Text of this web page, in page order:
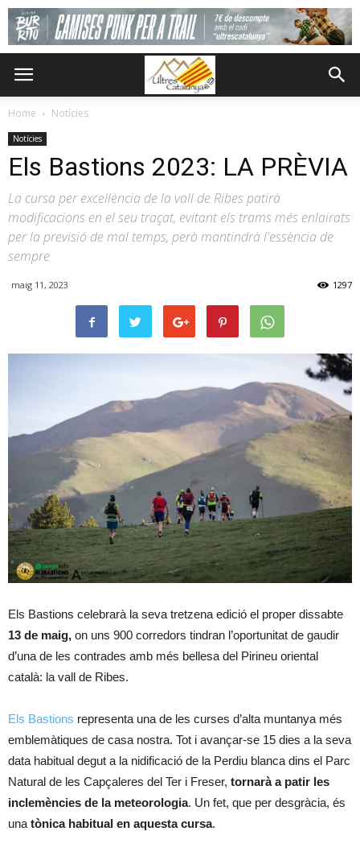
Home Notícies
Notícies
Els Bastions 2023: LA PRÈVIA
La cursa per excel·lència de la vall de Ribes patirà
modificacions en el seu traçat, evitant els trams més enlairats
per la previsió de mal temps, però mantindrà l'essència de
sempre
maig 11, 2023 1297
Els Bastions celebrarà la seva tretzena edició el proper dissabte
13 de maig, on uns 900 corredors tindran l’oportunitat de gaudir
d’una de les contrades amb més bellesa del Pirineu oriental
català: la vall de Ribes.
Els Bastions representa una de les curses d’alta muntanya més
emblemàtiques de casa nostra. Tot i avançar-se 15 dies a la seva
data habitual degut a la nidificació de la Perdiu blanca dins el Parc
Natural de les Capçaleres del Ter i Freser, tornarà a patir les
inclemències de la meteorologia. Un fet, que per desgràcia, és
una tònica habitual en aquesta cursa.